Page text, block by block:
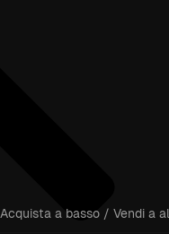
Acquista a basso / Vendi a